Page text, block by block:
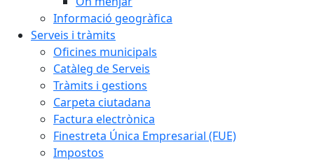
Informació geogràfica
Serveis i tràmits
Oficines municipals
Catàleg de Serveis
Tràmits i gestions
Carpeta ciutadana
Factura electrònica
Finestreta Única Empresarial (FUE)
Impostos